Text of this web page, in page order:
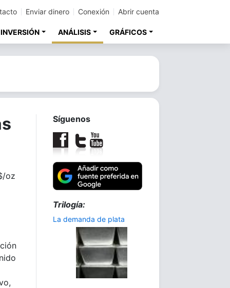
Enviar dinero Conexión Abrir cuenta
ANÁLISIS GRÁFICOS
oz
Síguenos
Trilogía:
La demanda de plata